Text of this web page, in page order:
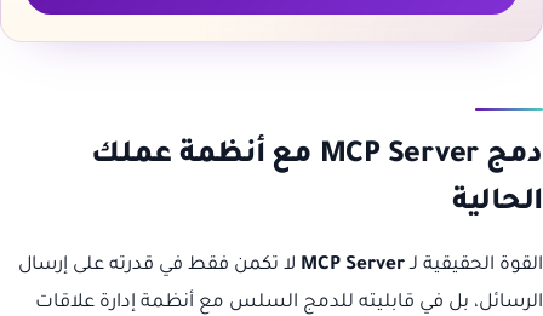
دمج MCP Server مع أنظمة عملك
الحالية
القوة الحقيقية لـMCP Server لا تكمن فقط في قدرته على إرسال
الرسائل، بل في قابليته للدمج السلس مع أنظمة إدارة علاقات